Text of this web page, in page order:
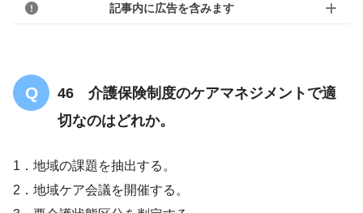
記事内に広告を含みます
46 介護保険制度のケアマネジメントで適
切なのはどれか。
1．地域の課題を抽出する。
2．地域ケア会議を開催する。